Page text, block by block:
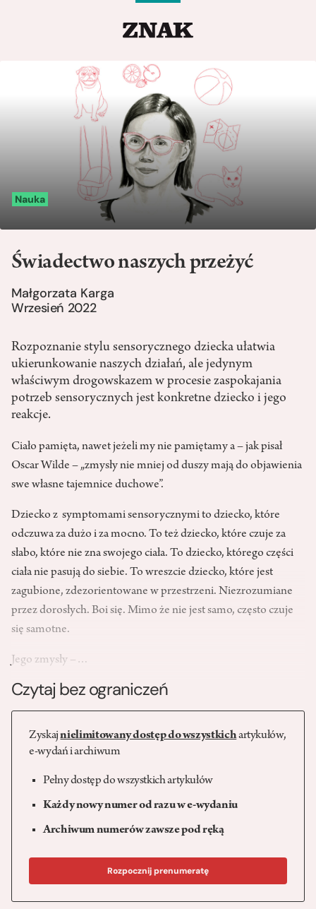
Nauka
Świadectwo naszych przeżyć
Małgorzata Karga
Wrzesień 2022
Rozpoznanie stylu sensorycznego dziecka ułatwia
ukierunkowanie naszych działań, ale jedynym
właściwym drogowskazem w procesie zaspokajania
potrzeb sensorycznych jest konkretne dziecko i jego
reakcje.
Ciało pamięta, nawet jeżeli my nie pamiętamy a – jak pisał
Oscar Wilde – „zmysły nie mniej od duszy mają do objawienia
swe własne tajemnice duchowe”.
Dziecko z symptomami sensorycznymi to dziecko, które
odczuwa za dużo i za mocno. To też dziecko, które czuje za
słabo, które nie zna swojego ciała. To dziecko, którego części
ciała nie pasują do siebie. To wreszcie dziecko, które jest
zagubione, zdezorientowane w przestrzeni. Niezrozumiane
przez dorosłych. Boi się. Mimo że nie jest samo, często czuje
się samotne.
Jego zmysły –…
Czytaj bez ograniczeń
Zyskajnielimitowany dostęp do wszystkichartykułów,
e-wydań i archiwum
Pełny dostęp do wszystkich artykułów
Każdy nowy numer od razu w e-wydaniu
Archiwum numerów zawsze pod ręką
Rozpocznij prenumeratę